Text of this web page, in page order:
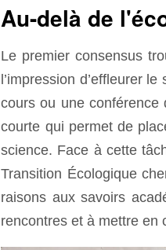
Au-delà de
Le premier consensus
l’impression d’effleurer
cours ou une conférence
courte qui permet de
science. Face à cette
Transition Écologique
raisons aux savoirs
rencontres et à mettre en